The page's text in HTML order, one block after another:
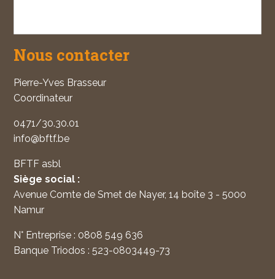
Nous contacter
Pierre-Yves Brasseur
Coordinateur
0471/30.30.01
info@bftf.be
BFTF asbl
Siège social :
Avenue Comte de Smet de Nayer, 14 boîte 3 - 5000
Namur
N° Entreprise : 0808 549 636
Banque Triodos : 523-0803449-73